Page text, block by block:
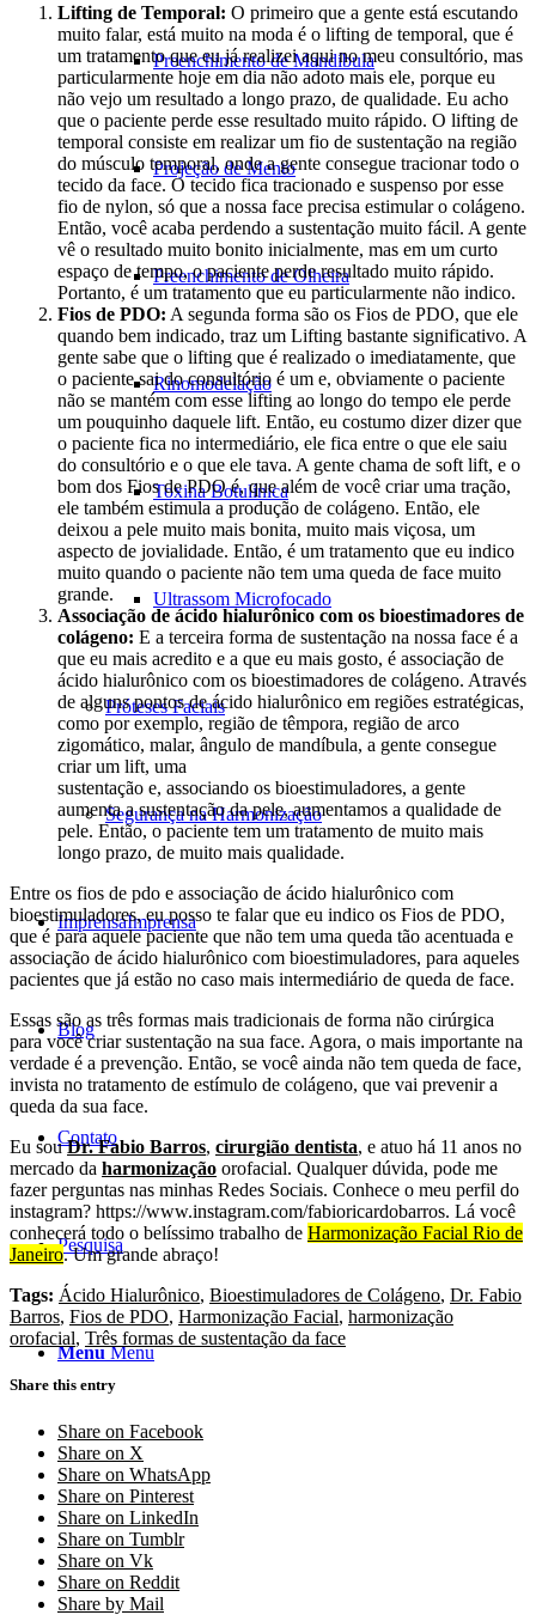
Preenchimento de Mandíbula
Projeção de Mento
Preenchimento de Olheira
Rinomodelação
Toxina Botulínica
Ultrassom Microfocado
Próteses Faciais
Segurança na Harmonização
ImprensaImprensa
Blog
Contato
Pesquisa
Menu Menu
Lifting de Temporal: O primeiro que a gente está escutando
muito falar, está muito na moda é o lifting de temporal, que é
um tratamento que eu já realizei aqui no meu consultório, mas
particularmente hoje em dia não adoto mais ele, porque eu
não vejo um resultado a longo prazo, de qualidade. Eu acho
que o paciente perde esse resultado muito rápido. O lifting de
temporal consiste em realizar um fio de sustentação na região
do músculo temporal, onde a gente consegue tracionar todo o
tecido da face. O tecido fica tracionado e suspenso por esse
fio de nylon, só que a nossa face precisa estimular o colágeno.
Então, você acaba perdendo a sustentação muito fácil. A gente
vê o resultado muito bonito inicialmente, mas em um curto
espaço de tempo, o paciente perde resultado muito rápido.
Portanto, é um tratamento que eu particularmente não indico.
Fios de PDO: A segunda forma são os Fios de PDO, que ele
quando bem indicado, traz um Lifting bastante significativo. A
gente sabe que o lifting que é realizado o imediatamente, que
o paciente sai do consultório é um e, obviamente o paciente
não se mantém com esse lifting ao longo do tempo ele perde
um pouquinho daquele lift. Então, eu costumo dizer dizer que
o paciente fica no intermediário, ele fica entre o que ele saiu
do consultório e o que ele tava. A gente chama de soft lift, e o
bom dos Fios de PDO é, que além de você criar uma tração,
ele também estimula a produção de colágeno. Então, ele
deixou a pele muito mais bonita, muito mais viçosa, um
aspecto de jovialidade. Então, é um tratamento que eu indico
muito quando o paciente não tem uma queda de face muito
grande.
Associação de ácido hialurônico com os bioestimadores de
colágeno: E a terceira forma de sustentação na nossa face é a
que eu mais acredito e a que eu mais gosto, é associação de
ácido hialurônico com os bioestimadores de colágeno. Através
de alguns pontos de ácido hialurônico em regiões estratégicas,
como por exemplo, região de têmpora, região de arco
zigomático, malar, ângulo de mandíbula, a gente consegue
criar um lift, uma
sustentação e, associando os bioestimuladores, a gente
aumenta a sustentação da pele, aumentamos a qualidade de
pele. Então, o paciente tem um tratamento de muito mais
longo prazo, de muito mais qualidade.
Entre os fios de pdo e associação de ácido hialurônico com
bioestimuladores, eu posso te falar que eu indico os Fios de PDO,
que é para aquele paciente que não tem uma queda tão acentuada e
associação de ácido hialurônico com bioestimuladores, para aqueles
pacientes que já estão no caso mais intermediário de queda de face.
Essas são as três formas mais tradicionais de forma não cirúrgica
para você criar sustentação na sua face. Agora, o mais importante na
verdade é a prevenção. Então, se você ainda não tem queda de face,
invista no tratamento de estímulo de colágeno, que vai prevenir a
queda da sua face.
Eu souDr. Fabio Barros, cirurgião dentista, e atuo há 11 anos no
mercado da harmonização orofacial. Qualquer dúvida, pode me
fazer perguntas nas minhas Redes Sociais. Conhece o meu perfil do
instagram? https://www.instagram.com/fabioricardobarros. Lá você
conhecerá todo o belíssimo trabalho de Harmonização Facial Rio de
Janeiro. Um grande abraço!
Tags: Ácido Hialurônico, Bioestimuladores de Colágeno, Dr. Fabio
Barros, Fios de PDO, Harmonização Facial, harmonização
orofacial, Três formas de sustentação da face
Share this entry
Share on Facebook
Share on X
Share on WhatsApp
Share on Pinterest
Share on LinkedIn
Share on Tumblr
Share on Vk
Share on Reddit
Share by Mail